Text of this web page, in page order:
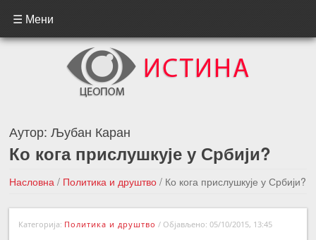
☰ Мени
Аутор:Љубан Каран
Ко кога прислушкује у Србији?
Насловна / Политика и друштво / Ко кога прислушкује у Србији?
←Претходна вест
Следећа вест →
Категорија: Политика и друштво / Објављено: 05/10/2015, 13:45